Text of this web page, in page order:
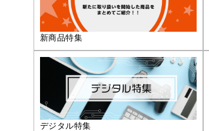
新商品特集
デジタル特集